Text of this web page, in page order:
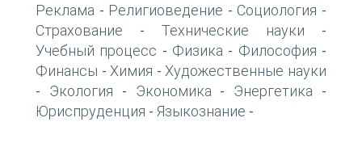
Реклама - Религиоведение - Социология -
Страхование - Технические науки -
Учебный процесс - Физика - Философия -
Финансы - Химия - Художественные науки
- Экология - Экономика - Энергетика -
Юриспруденция - Языкознание -